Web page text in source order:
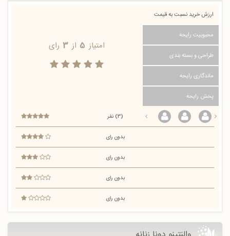
ارزش خرید نسبت به قیمت
محبوبیت رایحه
طراحی و بسته بندی
ماندگاری رایحه
پخش رایحه
امتیاز 5 از 3 رای
(3) نفر
بدون رای
بدون رای
بدون رای
بدون رای